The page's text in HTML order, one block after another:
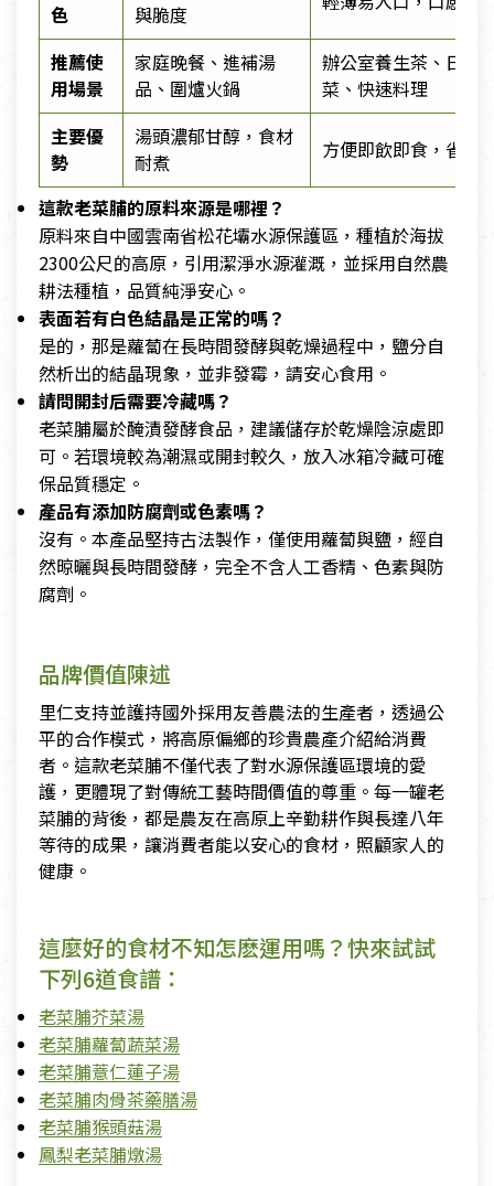
色
與脆度
推薦使
用場景
家庭晚餐、進補湯
品、圍爐火鍋
辦公室養生茶、日常
菜、快速料理
主要優
勢
湯頭濃郁甘醇，食材
耐煮
方便即飲即食，省時
這款老菜脯的原料來源是哪裡？
原料來自中國雲南省松花壩水源保護區，種植於海拔
2300公尺的高原，引用潔淨水源灌溉，並採用自然農
耕法種植，品質純淨安心。
表面若有白色結晶是正常的嗎？
是的，那是蘿蔔在長時間發酵與乾燥過程中，鹽分自
然析出的結晶現象，並非發霉，請安心食用。
請問開封后需要冷藏嗎？
老菜脯屬於醃漬發酵食品，建議儲存於乾燥陰涼處即
可。若環境較為潮濕或開封較久，放入冰箱冷藏可確
保品質穩定。
產品有添加防腐劑或色素嗎？
沒有。本產品堅持古法製作，僅使用蘿蔔與鹽，經自
然晾曬與長時間發酵，完全不含人工香精、色素與防
腐劑。
品牌價值陳述
里仁支持並護持國外採用友善農法的生產者，透過公
平的合作模式，將高原偏鄉的珍貴農產介紹給消費
者。這款老菜脯不僅代表了對水源保護區環境的愛
護，更體現了對傳統工藝時間價值的尊重。每一罐老
菜脯的背後，都是農友在高原上辛勤耕作與長達八年
等待的成果，讓消費者能以安心的食材，照顧家人的
健康。
這麼好的食材不知怎麽運用嗎？快來試試
下列6道食譜：
老菜脯芥菜湯
老菜脯蘿蔔蔬菜湯
老菜脯薏仁蓮子湯
老菜脯肉骨茶藥膳湯
老菜脯猴頭菇湯
鳳梨老菜脯燉湯